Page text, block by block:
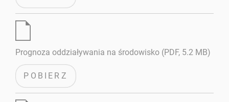
Prognoza oddziaływania na środowisko (PDF, 5.2 MB)
POBIERZ